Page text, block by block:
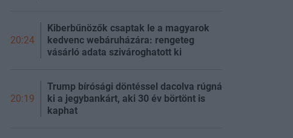
20:24
Kiberbűnözők csaptak le a magyarok
kedvenc webáruházára: rengeteg
vásárló adata szivároghatott ki
20:19
Trump bírósági döntéssel dacolva rúgná
ki a jegybankárt, aki 30 év börtönt is
kaphat